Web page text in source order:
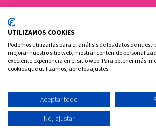
Ovoclinic ©2026
UTILIZAMOS COOKIES
Podemos utilizarlas para el análisis de los datos de
mejorar nuestro sitio web, mostrar contenido
excelente experiencia en el sitio web. Para obtener más
cookies que utilizamos, abre los ajustes.
Aceptar todo
No, ajustar